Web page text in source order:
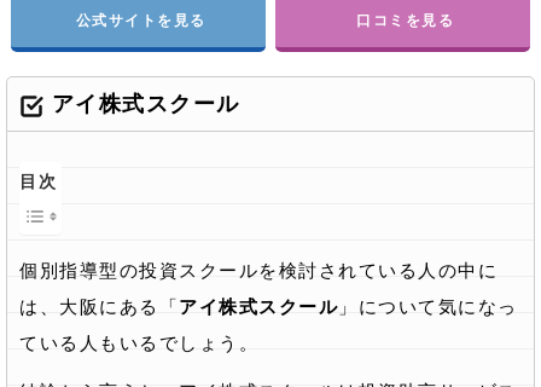
公式サイトを見る 口コミを見る
アイ株式スクール
目次
個別指導型の投資スクールを検討されている人の中に
は、大阪にある「アイ株式スクール 」について気になっ
ている人もいるでしょう。